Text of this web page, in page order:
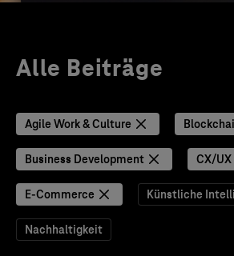
Alle Beiträge
Agile Work & Culture
Business Development CX/UX
E-Commerce Künstliche
Nachhaltigkeit